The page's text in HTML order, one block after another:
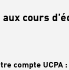
cours
compte UCPA :